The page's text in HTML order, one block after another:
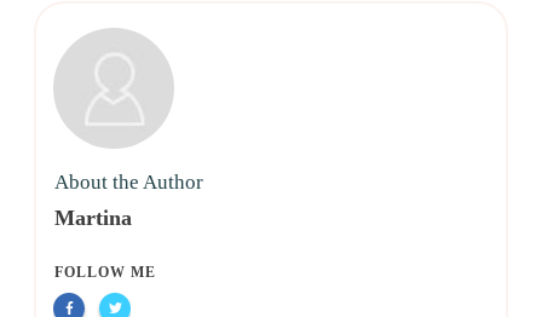
About the Author
Martina
FOLLOW ME